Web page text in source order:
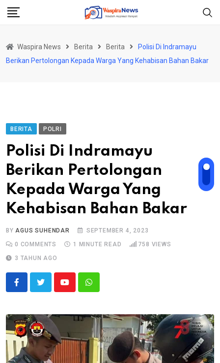
Skip
Waspira News Berita Berita
Polisi Di Indramayu
Berikan Pertolongan Kepada Warga Yang Kehabisan Bahan Bakar
BERITA POLRI
Polisi Di Indramayu
Berikan Pertolongan
Kepada Warga Yang
Kehabisan Bahan Bakar
BYAGUS SUHENDAR
SEPTEMBER 4, 2023
0 COMMENTS 1 MINUTE READ 758 VIEWS
3 TAHUN AGO
YoutubeWhatsapp